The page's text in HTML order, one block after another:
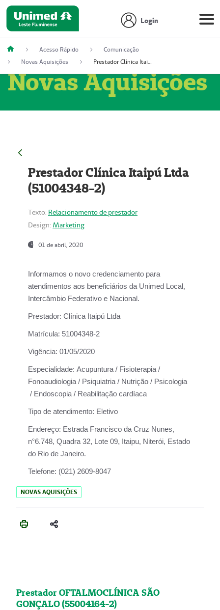
Login
Acesso Rápido
Comunicação
Novas Aquisições
Prestador Clínica Itaipú Ltda (51004348-2)
Novas Aquisições
Prestador Clínica Itaipú Ltda
(51004348-2)
Texto: Relacionamento de prestador
Design: Marketing
01 de abril, 2020
Informamos o novo credenciamento para
atendimentos aos beneficiários da Unimed Local,
Intercâmbio Federativo e Nacional.
Prestador: Clínica Itaipú Ltda
Matrícula: 51004348-2
Vigência: 01/05/2020
Especialidade: Acupuntura / Fisioterapia /
Fonoaudiologia / Psiquiatria / Nutrição / Psicologia
/ Endoscopia / Reabilitação cardíaca
Tipo de atendimento: Eletivo
Endereço: Estrada Francisco da Cruz Nunes,
n°6.748, Quadra 32, Lote 09, Itaipu, Niterói, Estado
do Rio de Janeiro.
Telefone: (021) 2609-8047
NOVAS AQUISIÇÕES
Prestador OFTALMOCLÍNICA SÃO
GONÇALO (55004164-2)